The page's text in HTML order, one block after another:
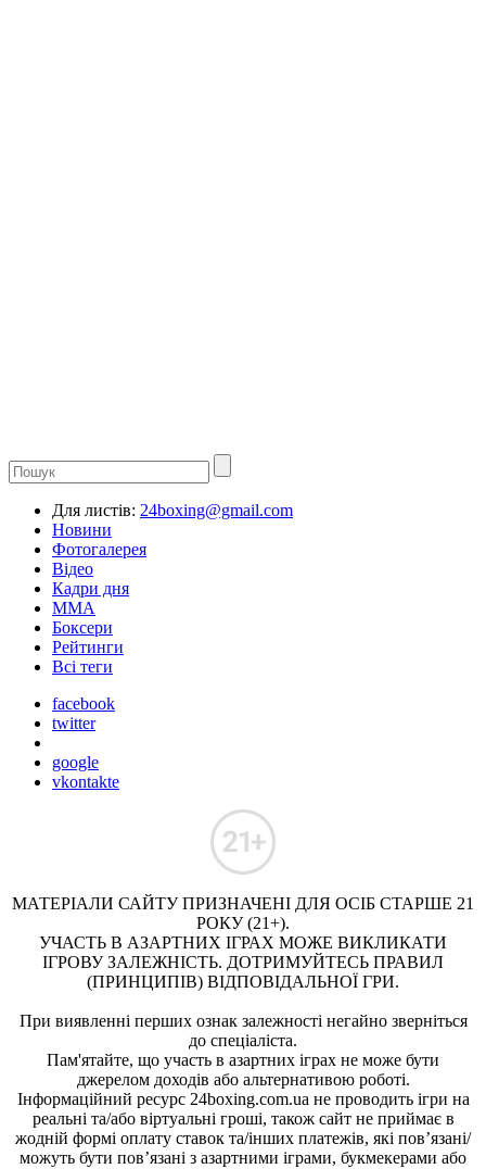
Для листів: 24boxing@gmail.com
Новини
Фотогалерея
Відео
Кадри дня
ММА
Боксери
Рейтинги
Всі теги
facebook
twitter
google
vkontakte
МАТЕРІАЛИ САЙТУ ПРИЗНАЧЕНІ ДЛЯ ОСІБ СТАРШЕ 21
РОКУ (21+).
УЧАСТЬ В АЗАРТНИХ ІГРАХ МОЖЕ ВИКЛИКАТИ
ІГРОВУ ЗАЛЕЖНІСТЬ. ДОТРИМУЙТЕСЬ ПРАВИЛ
(ПРИНЦИПІВ) ВІДПОВІДАЛЬНОЇ ГРИ.
При виявленні перших ознак залежності негайно зверніться
до спеціаліста.
Пам'ятайте, що участь в азартних іграх не може бути
джерелом доходів або альтернативою роботі.
Інформаційний ресурс 24boxing.com.ua не проводить ігри на
реальні та/або віртуальні гроші, також сайт не приймає в
жодній формі оплату ставок та/інших платежів, які пов’язані/
можуть бути пов’язані з азартними іграми, букмекерами або